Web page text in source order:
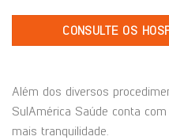
CONSULTE OS
Além dos diversos
SulAmérica Saúde conta
mais tranquilidade.